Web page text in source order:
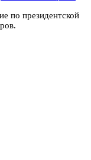
по президентской